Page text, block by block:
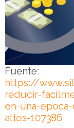
Fuente:
https://
reducir-
en-una-
altos-107386